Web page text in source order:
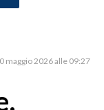
maggio 2026 alle 09:27